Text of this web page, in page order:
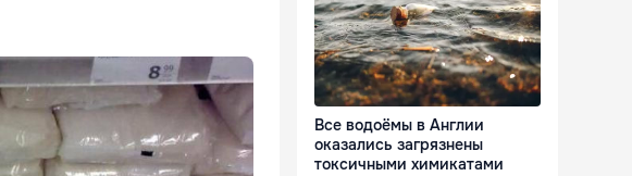
Все водоёмы в Англии
оказались загрязнены
токсичными химикатами